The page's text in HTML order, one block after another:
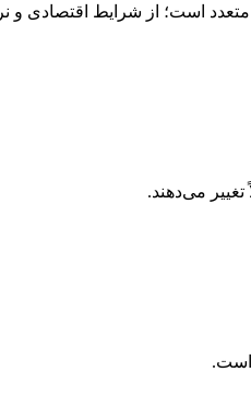
متعدد است؛ از شرایط
تغییر می‌دهند.
است.